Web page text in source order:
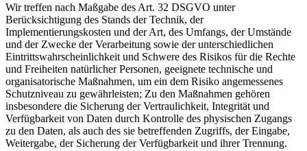
Wir treffen nach Maßgabe des Art. 32 DSGVO unter
Berücksichtigung des Stands der Technik, der
Implementierungskosten und der Art, des Umfangs, der Umstände
und der Zwecke der Verarbeitung sowie der unterschiedlichen
Eintrittswahrscheinlichkeit und Schwere des Risikos für die Rechte
und Freiheiten natürlicher Personen, geeignete technische und
organisatorische Maßnahmen, um ein dem Risiko angemessenes
Schutzniveau zu gewährleisten; Zu den Maßnahmen gehören
insbesondere die Sicherung der Vertraulichkeit, Integrität und
Verfügbarkeit von Daten durch Kontrolle des physischen Zugangs
zu den Daten, als auch des sie betreffenden Zugriffs, der Eingabe,
Weitergabe, der Sicherung der Verfügbarkeit und ihrer Trennung.